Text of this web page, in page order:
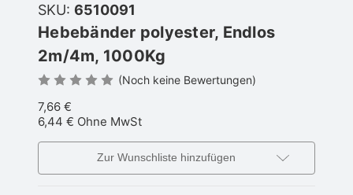
SKU: 6510091
Hebebänder polyester, Endlos
2m/4m, 1000Kg
(Noch keine Bewertungen)
7,66 €
6,44 € Ohne MwSt
Zur Wunschliste hinzufügen